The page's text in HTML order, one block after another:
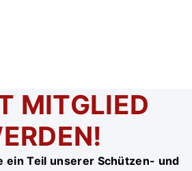
MITGLIED
ein Teil unserer Schützen- und